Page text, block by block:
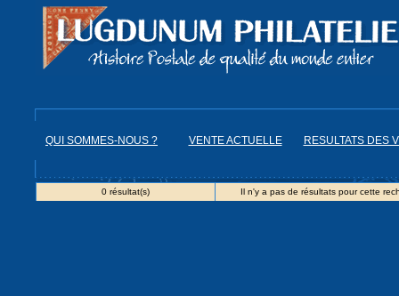
QUI SOMMES-NOUS ? VENTE ACTUELLE RESULTATS DES
0 résultat(s) Il n'y a pas de résultats pour cette